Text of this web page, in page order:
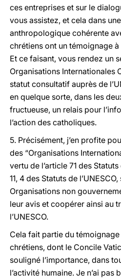
ces entreprises et sur le
vous assistez, et cela dans
anthropologique cohérente
chrétiens ont un témoignage
Et ce faisant, vous rendez un
Organisations Internationales
statut consultatif auprès de
en quelque sorte, dans les
fructueuse, un relais pour
l’action des catholiques.
5. Précisément, j’en profite
des “Organisations
vertu de l’article 71 des Statuts
11, 4 des Statuts de
Organisations non
leur avis et coopérer ainsi au
l’UNESCO.
Cela fait partie du témoignage
chrétiens, dont le Concile
souligné l’importance, dans
l’activité humaine. Je n’ai pas